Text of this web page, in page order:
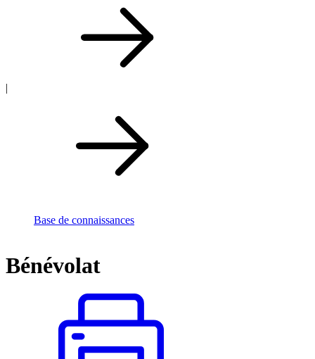
|
Base de connaissances
Bénévolat